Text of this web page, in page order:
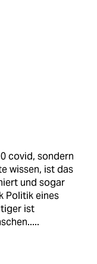
covid, sondern
wissen, ist das
und sogar
Politik eines
ist